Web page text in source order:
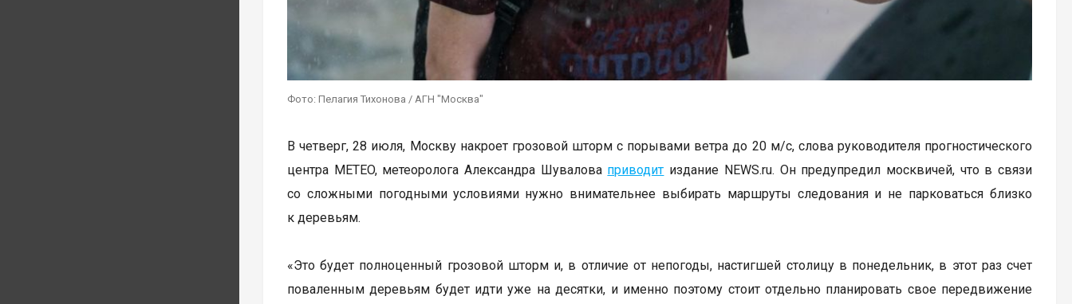
Фото: Пелагия Тихонова / АГН "Москва"
В четверг, 28 июля, Москву накроет грозовой шторм с порывами ветра до 20 м/с, слова руководителя прогностического
центра METEO, метеоролога Александра Шувалова приводит издание NEWS.ru. Он предупредил москвичей, что в связи
со сложными погодными условиями нужно внимательнее выбирать маршруты следования и не парковаться близко
к деревьям.
«Это будет полноценный грозовой шторм и, в отличие от непогоды, настигшей столицу в понедельник, в этот раз счет
поваленным деревьям будет идти уже на десятки, и именно поэтому стоит отдельно планировать свое передвижение